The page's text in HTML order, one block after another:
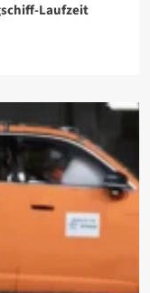
Laufzeit